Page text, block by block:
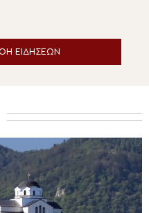
ΕΙΔΗΣΕΩΝ